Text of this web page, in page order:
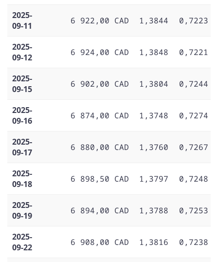
2025-
09-11
6 922,00 CAD 1,3844 0,7223
2025-
09-12
6 924,00 CAD 1,3848 0,7221
2025-
09-15
6 902,00 CAD 1,3804 0,7244
2025-
09-16
6 874,00 CAD 1,3748 0,7274
2025-
09-17
6 880,00 CAD 1,3760 0,7267
2025-
09-18
6 898,50 CAD 1,3797 0,7248
2025-
09-19
6 894,00 CAD 1,3788 0,7253
2025-
09-22
6 908,00 CAD 1,3816 0,7238